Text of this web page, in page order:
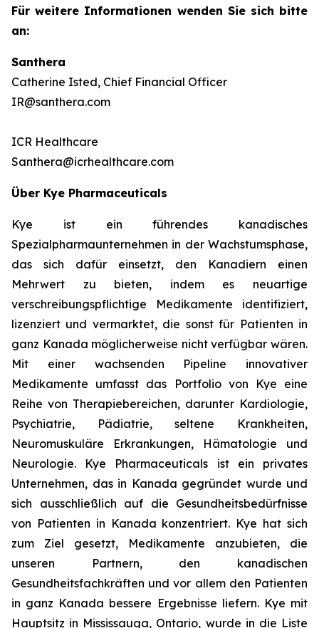
Für weitere Informationen wenden Sie sich bitte
an:
Santhera
Catherine Isted, Chief Financial Officer
IR@santhera.com
ICR Healthcare
Santhera@icrhealthcare.com
Über Kye Pharmaceuticals
Kye ist ein führendes kanadisches
Spezialpharmaunternehmen in der Wachstumsphase,
das sich dafür einsetzt, den Kanadiern einen
Mehrwert zu bieten, indem es neuartige
verschreibungspflichtige Medikamente identifiziert,
lizenziert und vermarktet, die sonst für Patienten in
ganz Kanada möglicherweise nicht verfügbar wären.
Mit einer wachsenden Pipeline innovativer
Medikamente umfasst das Portfolio von Kye eine
Reihe von Therapiebereichen, darunter Kardiologie,
Psychiatrie, Pädiatrie, seltene Krankheiten,
Neuromuskuläre Erkrankungen, Hämatologie und
Neurologie. Kye Pharmaceuticals ist ein privates
Unternehmen, das in Kanada gegründet wurde und
sich ausschließlich auf die Gesundheitsbedürfnisse
von Patienten in Kanada konzentriert. Kye hat sich
zum Ziel gesetzt, Medikamente anzubieten, die
unseren Partnern, den kanadischen
Gesundheitsfachkräften und vor allem den Patienten
in ganz Kanada bessere Ergebnisse liefern. Kye mit
Hauptsitz in Mississauga, Ontario, wurde in die Liste